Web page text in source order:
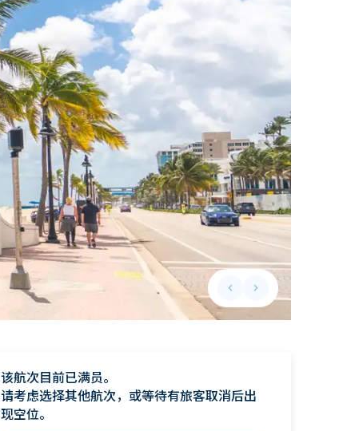
keyboard_arrow_leftPrevious slide
keyboard_arrow_rightNext slide
该航次目前已满员。
请考虑选择其他航次，或等待有旅客取消后出
现空位。